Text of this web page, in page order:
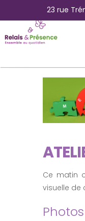
contenu
Accueil
L’Association
La Maison
Pour Qui ?
23 rue
Ce matin
visuelle de